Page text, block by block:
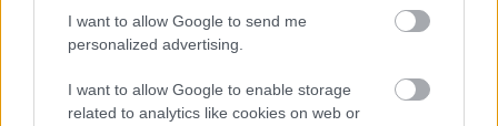
I want to allow Google to send me
personalized advertising.
I want to allow Google to enable storage
related to analytics like cookies on web or
személyi hitelek kamatait
HÍREK 4 órája